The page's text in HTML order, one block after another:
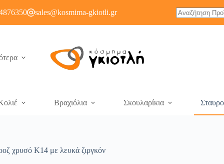
sales@kosmima-gkiotli.gr
Βραχιόλια Σκουλαρίκια
χρυσό Κ14 με λευκά ζιργκόν